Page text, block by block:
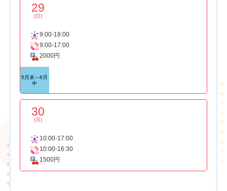
29
(日)
9:00-18:00
9:00-17:00
2000円
5月末～6月
中
30
(月)
10:00-17:00
10:00-16:30
1500円